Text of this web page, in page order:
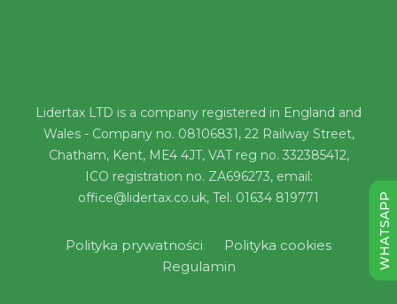
WHATSAPP
Lidertax LTD is a company registered in England and
Wales - Company no. 08106831, 22 Railway Street,
Chatham, Kent, ME4 4JT, VAT reg no. 332385412,
ICO registration no. ZA696273, email:
office@lidertax.co.uk, Tel. 01634 819771
Polityka prywatności
Polityka cookies
Regulamin